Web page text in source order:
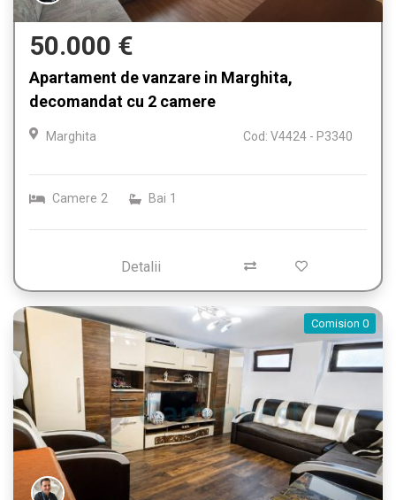
50.000 €
Apartament de vanzare in Marghita,
decomandat cu 2 camere
Marghita Cod: V4424 - P3340
Camere 2 Bai 1
Detalii
Comision 0